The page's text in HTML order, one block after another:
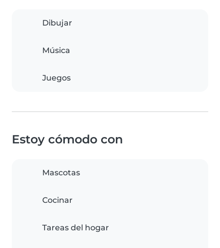
Dibujar
Música
Juegos
Estoy cómodo con
Mascotas
Cocinar
Tareas del hogar